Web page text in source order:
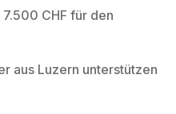
CHF für den
aus Luzern unterstützen